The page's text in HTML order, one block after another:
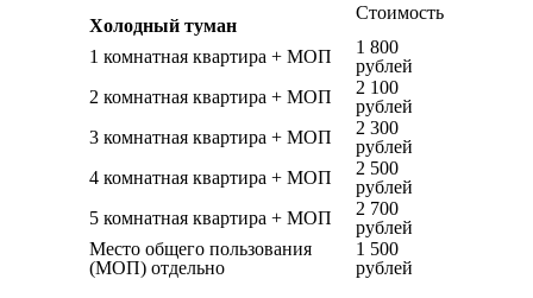
Холодный туман
Стоимость
1 комнатная квартира + МОП
1 800
рублей
2 комнатная квартира + МОП
2 100
рублей
3 комнатная квартира + МОП
2 300
рублей
4 комнатная квартира + МОП
2 500
рублей
5 комнатная квартира + МОП
2 700
рублей
Место общего пользования
(МОП) отдельно
1 500
рублей